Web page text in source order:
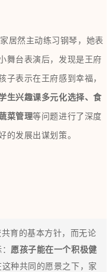
居然主动练习钢琴，她表
舞台表演后，发现是王府
子表示在王府感到幸福，
生兴趣课多元化选择、食
菜管理等问题进行了深度
的发展出谋划策。
育的基本方针，而无论
愿孩子能在一个积极健
这种共同的愿景之下，家